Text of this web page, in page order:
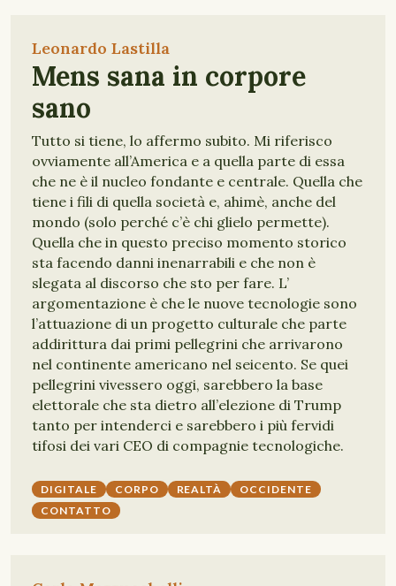
Leonardo Lastilla
Mens sana in corpore
sano
Tutto si tiene, lo affermo subito. Mi riferisco
ovviamente all’America e a quella parte di essa
che ne è il nucleo fondante e centrale. Quella che
tiene i fili di quella società e, ahimè, anche del
mondo (solo perché c’è chi glielo permette).
Quella che in questo preciso momento storico
sta facendo danni inenarrabili e che non è
slegata al discorso che sto per fare. L’
argomentazione è che le nuove tecnologie sono
l’attuazione di un progetto culturale che parte
addirittura dai primi pellegrini che arrivarono
nel continente americano nel seicento. Se quei
pellegrini vivessero oggi, sarebbero la base
elettorale che sta dietro all’elezione di Trump
tanto per intenderci e sarebbero i più fervidi
tifosi dei vari CEO di compagnie tecnologiche.
DIGITALE CORPO REALTÀ
OCCIDENTE
CONTATTO